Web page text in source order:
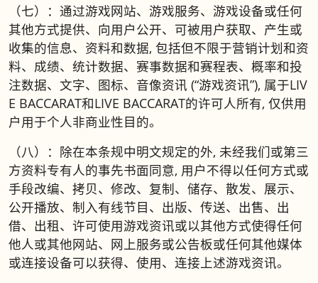
（七）：通过游戏网站、游戏服务、游戏设备或任何
其他方式提供、向用户公开、可被用户获取、产生或
收集的信息、资料和数据, 包括但不限于营销计划和资
料、成绩、统计数据、赛事数据和赛程表、概率和投
注数据、文字、图标、音像资讯 (“游戏资讯”), 属于LIV
E BACCARAT和LIVE BACCARAT的许可人所有, 仅供用
户用于个人非商业性目的。
（八）：除在本条规中明文规定的外, 未经我们或第三
方资料专有人的事先书面同意, 用户不得以任何方式或
手段改编、拷贝、修改、复制、储存、散发、展示、
公开播放、制入有线节目、出版、传送、出售、出
借、出租、许可使用游戏资讯或以其他方式使得任何
他人或其他网站、网上服务或公告板或任何其他媒体
或连接设备可以获得、使用、连接上述游戏资讯。